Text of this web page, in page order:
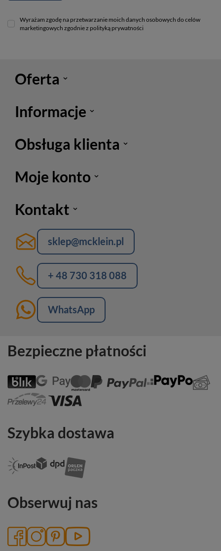
Wyrażam zgodę na przetwarzanie moich danych osobowych do celów
marketingowych zgodnie z polityką prywatności
Oferta
Informacje
Obsługa klienta
Moje konto
Kontakt
sklep@mcklein.pl
+ 48 730 318 088
WhatsApp
Bezpieczne płatności
Szybka dostawa
Obserwuj nas